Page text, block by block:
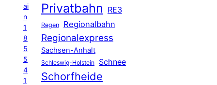
ai
n
1
8
5
5
4
1
Privatbahn RE3
Regen Regionalbahn
Regionalexpress
Sachsen-Anhalt
Schleswig-Holstein Schnee
Schorfheide